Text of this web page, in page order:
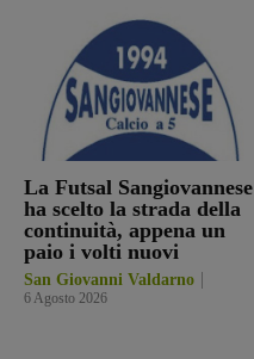
La Futsal Sangiovannese
ha scelto la strada della
continuità, appena un
paio i volti nuovi
San Giovanni Valdarno
6 Agosto 2026